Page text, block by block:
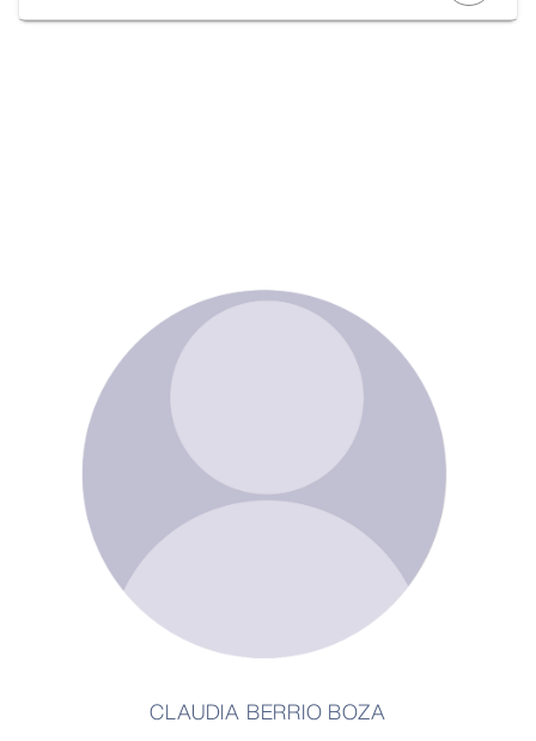
CLAUDIA BERRIO BOZA